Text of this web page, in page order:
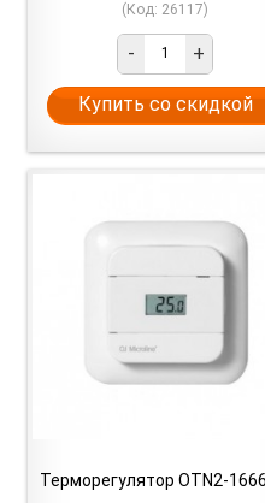
(Код: 26117)
- +
Купить со скидкой
Терморегулятор OTN2-1666